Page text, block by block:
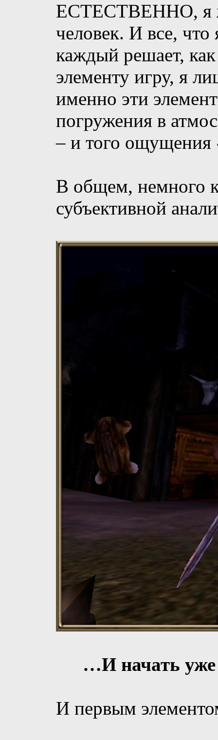
ЕСТЕСТВЕННО, я
человек. И все, что
каждый решает,
элементу игру, я
именно эти
погружения в
– и того ощущения
В общем, немного
субъективной
…И начать уже
И первым